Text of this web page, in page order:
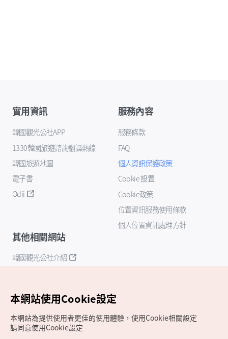
實用資訊
韓國觀光公社APP
1330韓國旅遊諮詢翻譯熱線
韓國旅遊地圖
電子書
Odii
服務內容
服務條款
FAQ
個人資訊保護政策
Cookie 設置
Cookie政策
位置資訊服務使用條款
個人位置資訊處理方針
其他相關網站
韓國觀光公社介紹
本網站使用Cookie設定
本網站為提供使用者更佳的使用體驗，使用Cookie相關設定
請同意使用Cookie設定